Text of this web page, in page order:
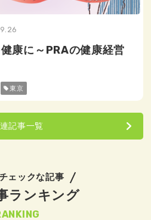
康に～PRAの健康経営
東京
記事一覧
ェックな記事
ランキング